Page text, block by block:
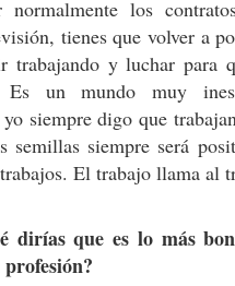
normalmente los
tienes que volver a
trabajando y luchar para
Es un mundo muy
siempre digo que
semillas siempre será
El trabajo llama al
dirías que es lo más